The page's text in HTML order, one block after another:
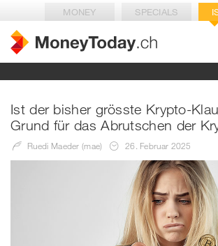
MONEY SPECIALS
Ist der bisher grösste Krypto-
Grund für das Abrutschen der
Ruedi Maeder (mae) 26. Februar 2025